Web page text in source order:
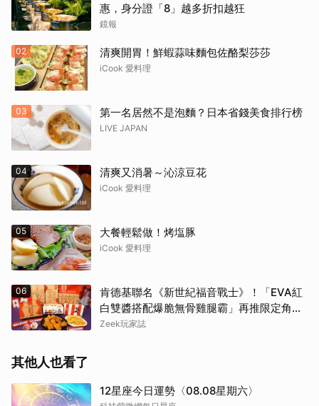
惠，身分證「8」越多折扣越狂
鏡報
02 清爽開胃！鮮蝦蒜味麵包佐酪梨莎莎
iCook 愛料理
03 第一名居然不是泡麵？日本省錢美食排行榜
LIVE JAPAN
04 清爽又消暑～沁涼豆花
iCook 愛料理
05 大餐輕鬆做！烤塩豚
iCook 愛料理
06
肯德基聯名《新世紀福音戰士》！「EVA紅
白雙醬搭配爆脆無骨雞腿霸」再推限定角色
卡、周邊必搶收
Zeek玩家誌
其他人也看了
12星座今日運勢〈08.08星期六〉